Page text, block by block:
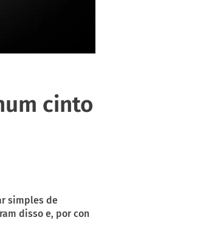
cinto
simples de
disso e, por con